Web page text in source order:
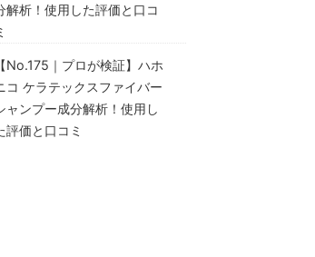
解析！使用した評価と口コ
【No.175｜プロが検証】ハホ
コ ケラテックスファイバー
ャンプー成分解析！使用し
評価と口コミ